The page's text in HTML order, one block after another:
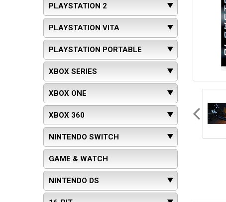
PLAYSTATION 2
PLAYSTATION VITA
PLAYSTATION PORTABLE
XBOX SERIES
XBOX ONE
XBOX 360
NINTENDO SWITCH
GAME & WATCH
NINTENDO DS